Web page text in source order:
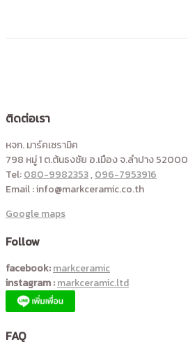
ติดต่อเรา
หจก. มาร์คเซรามิค
798 หมู่ 1 ต.ต้นธงชัย อ.เมือง จ.ลำปาง 52000
Tel:080-9982353,096-7953916
Email : info@markceramic.co.th
Google maps
Follow
facebook:markceramic
instagram :markceramic.ltd
FAQ